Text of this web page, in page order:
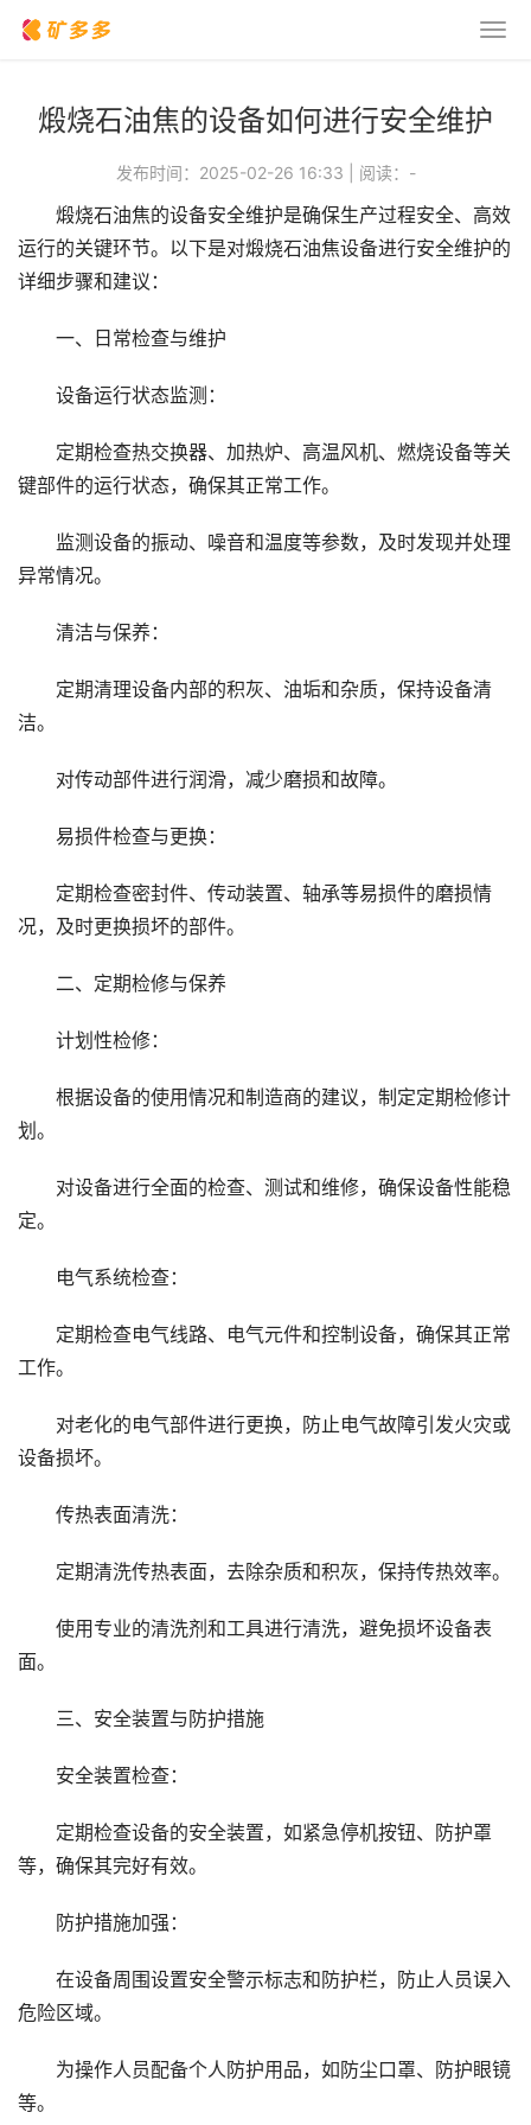
煅烧石油焦的设备如何进行安全维护
发布时间：2025-02-26 16:33 阅读： -
煅烧石油焦的设备安全维护是确保生产过程安全、高效
运行的关键环节。以下是对煅烧石油焦设备进行安全维护的
详细步骤和建议：
一、日常检查与维护
设备运行状态监测：
定期检查热交换器、加热炉、高温风机、燃烧设备等关
键部件的运行状态，确保其正常工作。
监测设备的振动、噪音和温度等参数，及时发现并处理
异常情况。
清洁与保养：
定期清理设备内部的积灰、油垢和杂质，保持设备清
洁。
对传动部件进行润滑，减少磨损和故障。
易损件检查与更换：
定期检查密封件、传动装置、轴承等易损件的磨损情
况，及时更换损坏的部件。
二、定期检修与保养
计划性检修：
根据设备的使用情况和制造商的建议，制定定期检修计
划。
对设备进行全面的检查、测试和维修，确保设备性能稳
定。
电气系统检查：
定期检查电气线路、电气元件和控制设备，确保其正常
工作。
对老化的电气部件进行更换，防止电气故障引发火灾或
设备损坏。
传热表面清洗：
定期清洗传热表面，去除杂质和积灰，保持传热效率。
使用专业的清洗剂和工具进行清洗，避免损坏设备表
面。
三、安全装置与防护措施
安全装置检查：
定期检查设备的安全装置，如紧急停机按钮、防护罩
等，确保其完好有效。
防护措施加强：
在设备周围设置安全警示标志和防护栏，防止人员误入
危险区域。
为操作人员配备个人防护用品，如防尘口罩、防护眼镜
等。